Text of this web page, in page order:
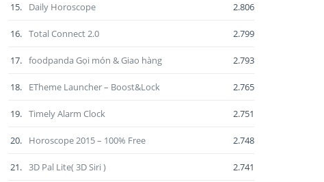
15. Daily Horoscope 2.806
16. Total Connect 2.0 2.799
17. foodpanda Gọi món & Giao hàng 2.793
18. ETheme Launcher – Boost&Lock 2.765
19. Timely Alarm Clock 2.751
20. Horoscope 2015 – 100% Free 2.748
21. 3D Pal Lite( 3D Siri ) 2.741